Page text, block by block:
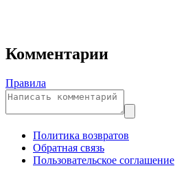
Комментарии
Правила
Политика возвратов
Обратная связь
Пользовательское соглашение